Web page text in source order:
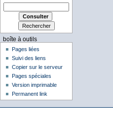
boîte à outils
Pages liées
Suivi des liens
Copier sur le serveur
Pages spéciales
Version imprimable
Permanent link